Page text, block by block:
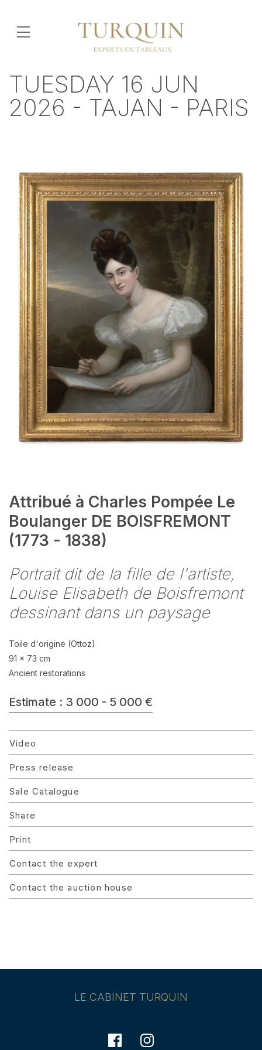
TUESDAY 16 JUN
2026 - TAJAN - PARIS
Attribué à Charles Pompée Le
Boulanger DE BOISFREMONT
(1773 - 1838)
Portrait dit de la fille de l'artiste,
Louise Elisabeth de Boisfremont
dessinant dans un paysage
Toile d'origine (Ottoz)
91 x 73 cm
Ancient restorations
Estimate : 3 000 - 5 000 €
Video
Press release
Sale Catalogue
Share
Print
Contact the expert
Contact the auction house
LE CABINET TURQUIN